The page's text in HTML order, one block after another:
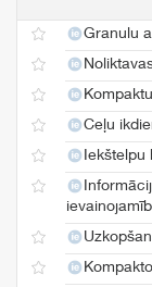
Granulu
Ceļu
Iekštelpu